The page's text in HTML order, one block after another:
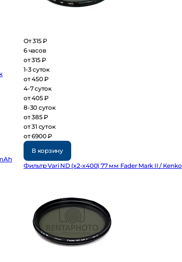
От 315 ₽
6 часов
от 315 ₽
1-3 суток
от 450 ₽
4-7 суток
от 405 ₽
8-30 суток
от 385 ₽
от 31 суток
от 6900 ₽
В корзину
Фильтр Vari ND (x2-x400) 77 мм Fader Mark II / Kenko